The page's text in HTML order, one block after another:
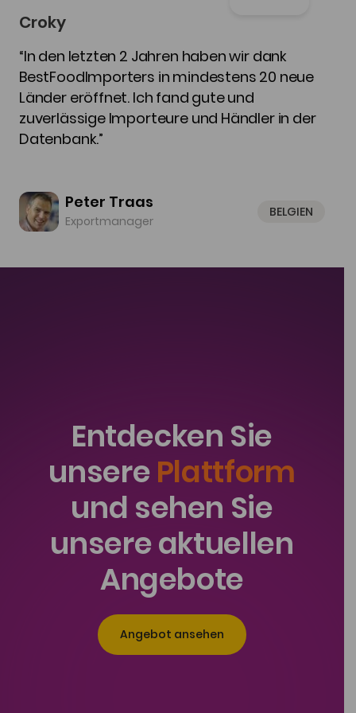
Croky
“In den letzten 2 Jahren haben wir dank
BestFoodImporters in mindestens 20 neue
Länder eröffnet. Ich fand gute und
zuverlässige Importeure und Händler in der
Datenbank.”
Peter Traas
Exportmanager
BELGIEN
Entdecken Sie
unserePlattform
und sehen Sie
unsere aktuellen
Angebote
Angebot ansehen